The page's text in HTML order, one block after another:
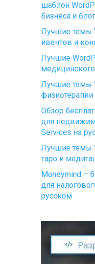
шаблон
бизнеса и
Лучшие темы
ивентов и
Лучшие
Лучшие темы
Обзор
для
Services на
Лучшие темы
таро и
Moneymind –
для
русском